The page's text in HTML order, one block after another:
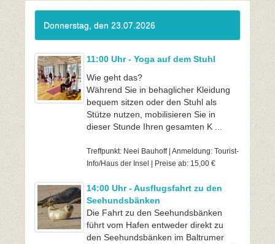
Donnerstag, den 23.07.2026
11:00 Uhr - Yoga auf dem Stuhl
Wie geht das?
Während Sie in behaglicher Kleidung
bequem sitzen oder den Stuhl als
Stütze nutzen, mobilisieren Sie in
dieser Stunde Ihren gesamten K ...
Treffpunkt: Neei Bauhoff | Anmeldung: Tourist-
Info/Haus der Insel | Preise ab: 15,00 €
14:00 Uhr - Ausflugsfahrt zu den
Seehundsbänken
Die Fahrt zu den Seehundsbänken
führt vom Hafen entweder direkt zu
den Seehundsbänken im Baltrumer